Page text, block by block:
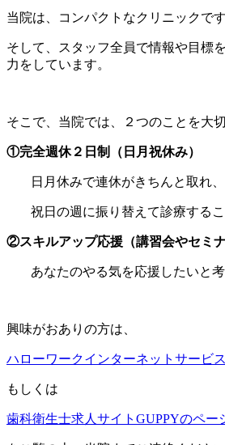
当院は、コンパクトなクリニックで
そして、スタッフ全員で情報や目標
力をしています。
そこで、当院では、２つのことを大
①完全週休２日制（日月祝休み）
日月休みで連休がきちんと取れ
祝日の週に振り替えて診療するこ
②スキルアップ応援（講習会やセミ
あなたのやる気を応援したいと考
興味がおありの方は、
ハローワークインターネットサービス
もしくは
歯科衛生士求人サイトGUPPYのペー